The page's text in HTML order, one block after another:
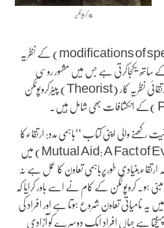
پیٹر کروپوٹکن
کے تبدیلیء نوع (modifications of species) کے نظریہ
ساتھ یکجاکرتی ہے جس میں مشہور روسی
سائنسدان ، جغرافیہ دان اور ارتقائی نظریہ کار (Theorist) پیٹرکروپوٹکن
والی اپنی کتاب ‘‘باہمی مدد: ارتقاءکا
ایک عنصر’’(Mutual Aid: A Fact of Evolution) میں
طورپرباہمی تعاون کا عمل ہے نہ
ہو۔ کروپو ٹکن کے کام نے اسے باور کرایا کہ
میں یہ نامیاتی تعاون شروع ہوتا ہے اور افراد کی
پہنچتا ہے جہاں افراد ایک دوسرے کو آزادی